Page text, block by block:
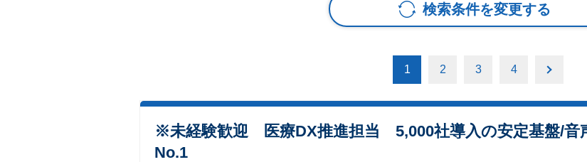
検索条件を変更する
1 2 3 4
※未経験歓迎 医療DX推進担当 5,000社導入の安定基盤/音
No.1